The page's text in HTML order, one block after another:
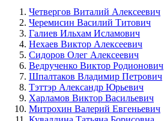
Четвергов Виталий Алексеевич
Черемисин Василий Титович
Галиев Ильхам Исламович
Нехаев Виктор Алексеевич
Сидоров Олег Алексеевич
Ведрученко Виктор Родионович
Шпалтаков Владимир Петрович
Тэттэр Александр Юрьевич
Харламов Виктор Васильевич
Митрохин Валерий Евгеньевич